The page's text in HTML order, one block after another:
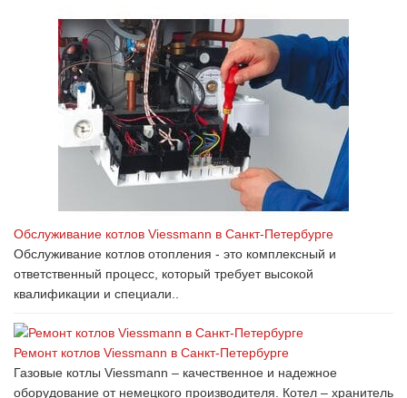
Обслуживание котлов Viessmann в Санкт-Петербурге
Обслуживание котлов отопления - это комплексный и
ответственный процесс, который требует высокой
квалификации и специали..
Ремонт котлов Viessmann в Санкт-Петербурге
Газовые котлы Viessmann – качественное и надежное
оборудование от немецкого производителя. Котел – хранитель